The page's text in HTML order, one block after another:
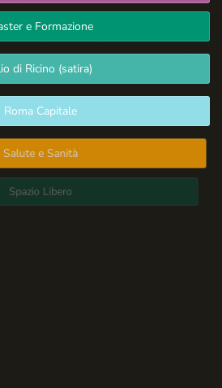
e Formazione
di Ricino (satira)
Roma Capitale
Salute e Sanità
Spazio Libero